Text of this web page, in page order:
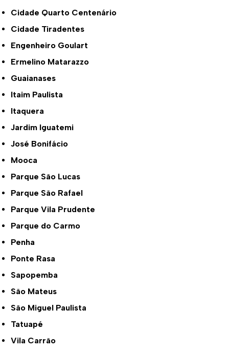
Cidade Quarto Centenário
Cidade Tiradentes
Engenheiro Goulart
Ermelino Matarazzo
Guaianases
Itaim Paulista
Itaquera
Jardim Iguatemi
José Bonifácio
Mooca
Parque São Lucas
Parque São Rafael
Parque Vila Prudente
Parque do Carmo
Penha
Ponte Rasa
Sapopemba
São Mateus
São Miguel Paulista
Tatuapé
Vila Carrão